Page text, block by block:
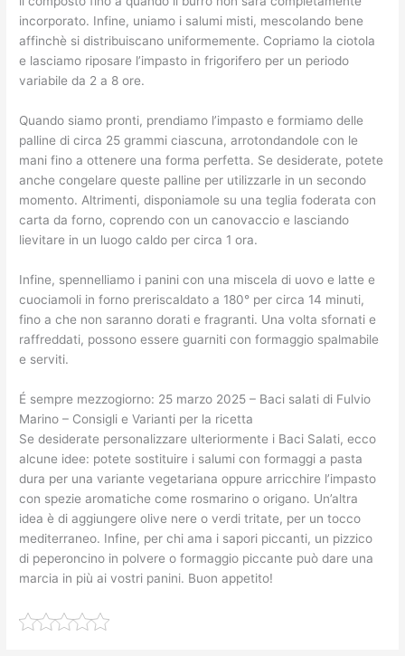
incorporato. Infine, uniamo i salumi misti, mescolando bene
affinchè si distribuiscano uniformemente. Copriamo la ciotola
e lasciamo riposare l’impasto in frigorifero per un periodo
variabile da 2 a 8 ore.
Quando siamo pronti, prendiamo l’impasto e formiamo delle
palline di circa 25 grammi ciascuna, arrotondandole con le
mani fino a ottenere una forma perfetta. Se desiderate, potete
anche congelare queste palline per utilizzarle in un secondo
momento. Altrimenti, disponiamole su una teglia foderata con
carta da forno, coprendo con un canovaccio e lasciando
lievitare in un luogo caldo per circa 1 ora.
Infine, spennelliamo i panini con una miscela di uovo e latte e
cuociamoli in forno preriscaldato a 180° per circa 14 minuti,
fino a che non saranno dorati e fragranti. Una volta sfornati e
raffreddati, possono essere guarniti con formaggio spalmabile
e serviti.
É sempre mezzogiorno: 25 marzo 2025 – Baci salati di Fulvio
Marino – Consigli e Varianti per la ricetta
Se desiderate personalizzare ulteriormente i Baci Salati, ecco
alcune idee: potete sostituire i salumi con formaggi a pasta
dura per una variante vegetariana oppure arricchire l’impasto
con spezie aromatiche come rosmarino o origano. Un’altra
idea è di aggiungere olive nere o verdi tritate, per un tocco
mediterraneo. Infine, per chi ama i sapori piccanti, un pizzico
di peperoncino in polvere o formaggio piccante può dare una
marcia in più ai vostri panini. Buon appetito!